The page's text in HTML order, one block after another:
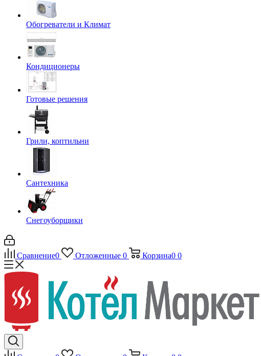
Обогреватели и Климат
Кондиционеры
Готовые решения
Грили, коптильни
Сантехника
Снегоуборщики
Сравнение0 Отложенные 0 Корзина0 0